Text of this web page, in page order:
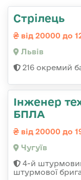
Стрілець
від 20000 до
Львів
216 окремий
Інженер
БПЛА
від 20000 до
Чугуїв
4-й
штурмової